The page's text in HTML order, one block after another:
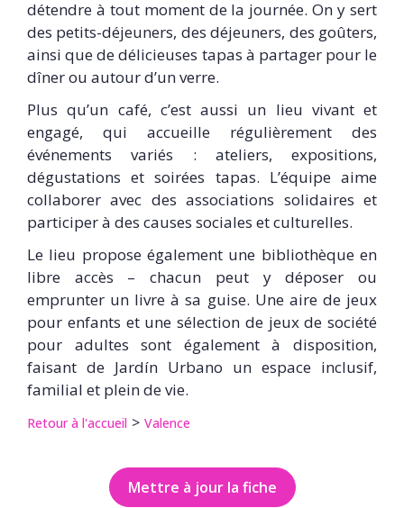
détendre à tout moment de la journée. On y sert
des petits-déjeuners, des déjeuners, des goûters,
ainsi que de délicieuses tapas à partager pour le
dîner ou autour d’un verre.
Plus qu’un café, c’est aussi un lieu vivant et
engagé, qui accueille régulièrement des
événements variés : ateliers, expositions,
dégustations et soirées tapas. L’équipe aime
collaborer avec des associations solidaires et
participer à des causes sociales et culturelles.
Le lieu propose également une bibliothèque en
libre accès – chacun peut y déposer ou
emprunter un livre à sa guise. Une aire de jeux
pour enfants et une sélection de jeux de société
pour adultes sont également à disposition,
faisant de Jardín Urbano un espace inclusif,
familial et plein de vie.
Retour à l'accueil Valence
Mettre à jour la fiche